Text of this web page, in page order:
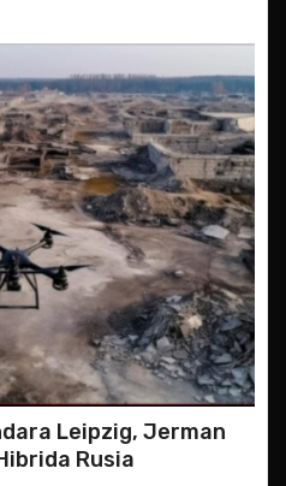
Leipzig, Jerman
Rusia